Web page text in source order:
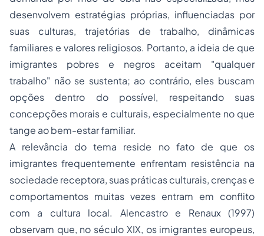
desenvolvem estratégias próprias, influenciadas por
suas culturas, trajetórias de trabalho, dinâmicas
familiares e valores religiosos. Portanto, a ideia de que
imigrantes pobres e negros aceitam "qualquer
trabalho" não se sustenta; ao contrário, eles buscam
opções dentro do possível, respeitando suas
concepções morais e culturais, especialmente no que
tange ao bem-estar familiar.
A relevância do tema reside no fato de que os
imigrantes frequentemente enfrentam resistência na
sociedade receptora, suas práticas culturais, crenças e
comportamentos muitas vezes entram em conflito
com a cultura local. Alencastro e Renaux (1997)
observam que, no século XIX, os imigrantes europeus,